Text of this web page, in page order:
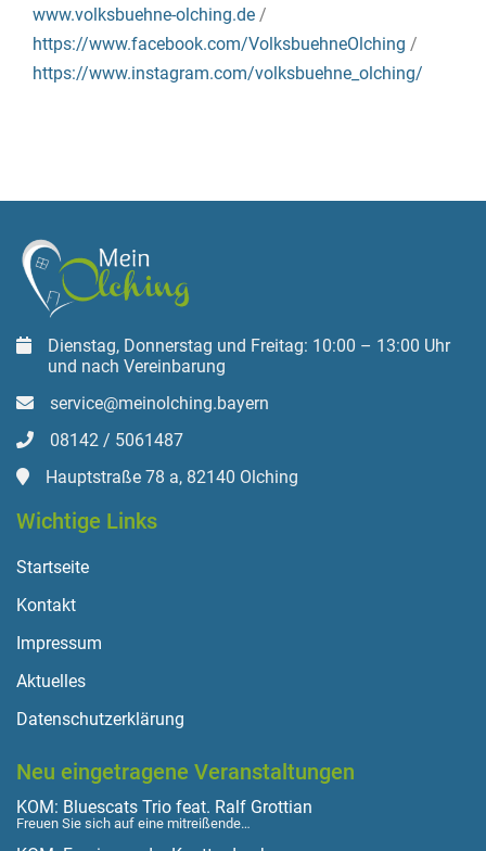
www.volksbuehne-olching.de /
https://www.facebook.com/VolksbuehneOlching /
https://www.instagram.com/volksbuehne_olching/
Dienstag, Donnerstag und Freitag: 10:00 – 13:00 Uhr
und nach Vereinbarung
service@meinolching.bayern
08142 / 5061487
Hauptstraße 78 a, 82140 Olching
Wichtige Links
Startseite
Kontakt
Impressum
Aktuelles
Datenschutzerklärung
Neu eingetragene Veranstaltungen
KOM: Bluescats Trio feat. Ralf Grottian
Freuen Sie sich auf eine mitreißende…